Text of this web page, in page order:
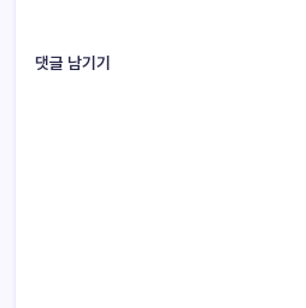
댓글 남기기